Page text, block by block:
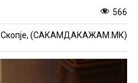
566
Скопје, (САКАМДАКАЖАМ.МК)